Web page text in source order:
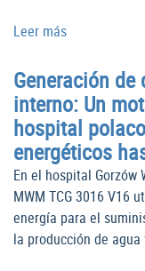
Leer más
Generación
interno: Un
hospital
energéticos
En el hospital Gorzów
MWM TCG 3016 V16
energía para el
la producción de agua